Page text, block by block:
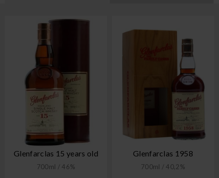
Glenfarclas 15 years old
700ml / 46%
Glenfarclas 1958
700ml / 40,2%